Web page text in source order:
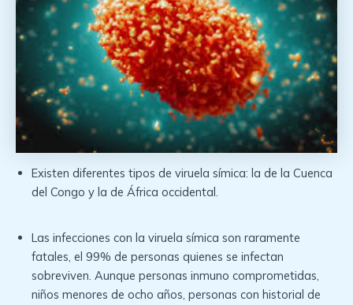
Existen diferentes tipos de viruela símica: la de la Cuenca
del Congo y la de África occidental.
Las infecciones con la viruela símica son raramente
fatales, el 99% de personas quienes se infectan
sobreviven. Aunque personas inmuno comprometidas,
niños menores de ocho años, personas con historial de